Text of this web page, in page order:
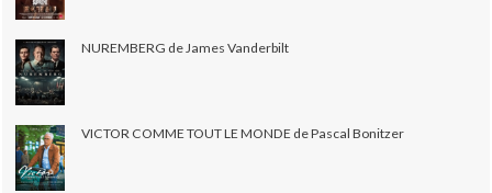
NUREMBERG de James Vanderbilt
VICTOR COMME TOUT LE MONDE de Pascal Bonitzer